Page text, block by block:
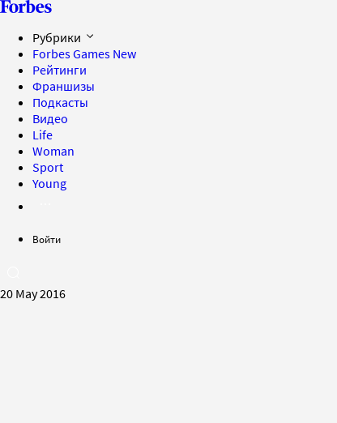
Рубрики
Forbes Games New
Рейтинги
Франшизы
Подкасты
Видео
Life
Woman
Sport
Young
Войти
20 May 2016